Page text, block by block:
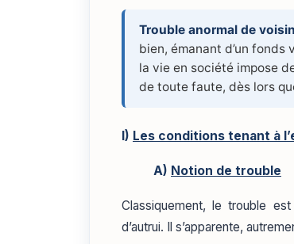
Trouble anormal de
bien, émanant d’un
la vie en société impose
de toute faute, dès lors
I) Les conditions tenant à
A) Notion de trouble
Classiquement, le trouble
d’autrui. Il s’apparente,